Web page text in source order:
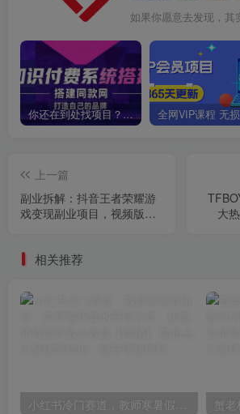
如果你愿意去发现，其
你还在到处找项目？还在当韭菜？我靠卖项目一个月收入5万+，曾经我也是个失败者。
上一篇
副业拆解：抖音王者荣耀游
戏变现副业项目，视频版一
大
相关推荐
小红书冷门赛道，教师寒暑假项目，多种连环套的变现方式，还能矩阵操作放大收益【揭秘】